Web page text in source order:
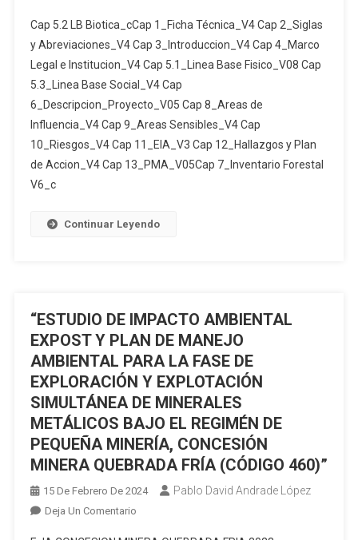
DE
IMPACTO
AMBIENTAL
EX
POST
PARA
LA
FASE
Y
MINERA
SULTANA
UNIFICADA
(CÓDIGO
81.1)
–
RÉGIMEN
DE
PEQUEÑA
MINERÍA
Cap 5.2 LB Biotica_cCap 1_Ficha Técnica_V4 Cap 2_Siglas
y Abreviaciones_V4 Cap 3_Introduccion_V4 Cap 4_Marco
Legal e Institucion_V4 Cap 5.1_Linea Base Fisico_V08 Cap
5.3_Linea Base Social_V4 Cap
6_Descripcion_Proyecto_V05 Cap 8_Areas de
Influencia_V4 Cap 9_Areas Sensibles_V4 Cap
10_Riesgos_V4 Cap 11_EIA_V3 Cap 12_Hallazgos y Plan
de Accion_V4 Cap 13_PMA_V05Cap 7_Inventario Forestal
V6_c
Continuar Leyendo
“ESTUDIO DE IMPACTO AMBIENTAL
EXPOST Y PLAN DE MANEJO
AMBIENTAL PARA LA FASE DE
EXPLORACIÓN Y EXPLOTACIÓN
SIMULTÁNEA DE MINERALES
METÁLICOS BAJO EL REGIMÉN DE
PEQUEÑA MINERÍA, CONCESIÓN
MINERA QUEBRADA FRÍA (CÓDIGO 460)”
15 De Febrero De 2024 Pablo David Andrade López
Deja Un ComentarioEn